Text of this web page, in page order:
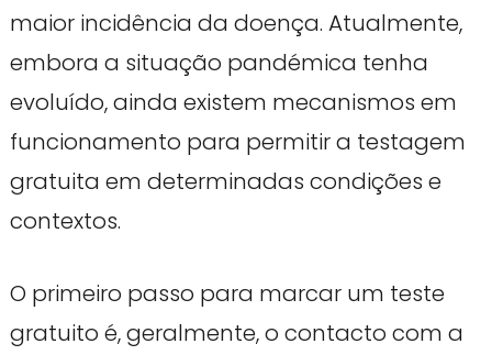
maior incidência da doença. Atualmente,
embora a situação pandémica tenha
evoluído, ainda existem mecanismos em
funcionamento para permitir a testagem
gratuita em determinadas condições e
contextos.
O primeiro passo para marcar um teste
gratuito é, geralmente, o contacto com a